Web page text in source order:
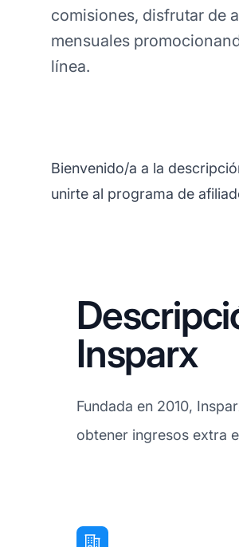
comisiones, disfrutar de
mensuales
línea.
Bienvenido/a a la
unirte al programa de
Insparx
Fundada en 2010,
obtener ingresos extra